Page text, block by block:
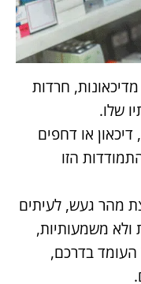
חרדות
שלו.
או דחפים
הזו
מהר געש, לעיתים
ולא משמעותיות,
העומד בדרכם,